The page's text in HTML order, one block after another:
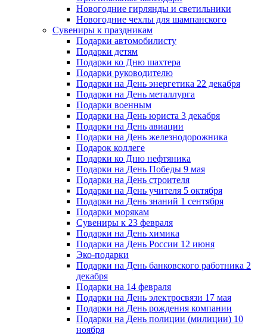
Новогодние гирлянды и светильники
Новогодние чехлы для шампанского
Сувениры к праздникам
Подарки автомобилисту
Подарки детям
Подарки ко Дню шахтера
Подарки руководителю
Подарки на День энергетика 22 декабря
Подарки на День металлурга
Подарки военным
Подарки на День юриста 3 декабря
Подарки на День авиации
Подарки на День железнодорожника
Подарок коллеге
Подарки ко Дню нефтяника
Подарки на День Победы 9 мая
Подарки на День строителя
Подарки на День учителя 5 октября
Подарки на День знаний 1 сентября
Подарки морякам
Сувениры к 23 февраля
Подарки на День химика
Подарки на День России 12 июня
Эко-подарки
Подарки на День банковского работника 2
декабря
Подарки на 14 февраля
Подарки на День электросвязи 17 мая
Подарки на День рождения компании
Подарки на День полиции (милиции) 10
ноября